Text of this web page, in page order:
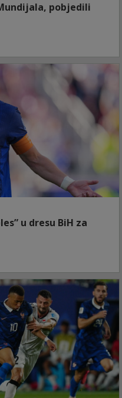
pobjedili
u dresu BiH za